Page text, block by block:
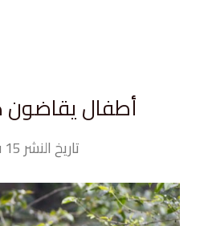
أطفال يقاضون
تاريخ النشر 15 فبراير، 2021